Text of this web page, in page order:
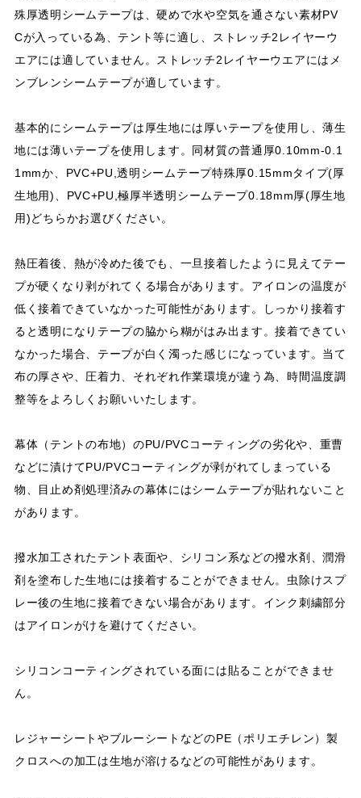
殊厚透明シームテープは、硬めで水や空気を通さない素材PV
Cが入っている為、テント等に適し、ストレッチ2レイヤーウ
エアには適していません。ストレッチ2レイヤーウエアにはメ
ンブレンシームテープが適しています。
基本的にシームテープは厚生地には厚いテープを使用し、薄生
地には薄いテープを使用します。同材質の普通厚0.10mm-0.1
1mmか、PVC+PU,透明シームテープ特殊厚0.15mmタイプ(厚
生地用)、PVC+PU,極厚半透明シームテープ0.18mm厚(厚生地
用)どちらかお選びください。
熱圧着後、熱が冷めた後でも、一旦接着したように見えてテー
プが硬くなり剥がれてくる場合があります。アイロンの温度が
低く接着できていなかった可能性があります。しっかり接着す
ると透明になりテープの脇から糊がはみ出ます。接着できてい
なかった場合、テープが白く濁った感じになっています。当て
布の厚さや、圧着力、それぞれ作業環境が違う為、時間温度調
整等をよろしくお願いいたします。
幕体（テントの布地）のPU/PVCコーティングの劣化や、重曹
などに漬けてPU/PVCコーティングが剥がれてしまっている
物、目止め剤処理済みの幕体にはシームテープが貼れないこと
があります。
撥水加工されたテント表面や、シリコン系などの撥水剤、潤滑
剤を塗布した生地には接着することができません。虫除けスプ
レー後の生地に接着できない場合があります。インク刺繍部分
はアイロンがけを避けてください。
シリコンコーティングされている面には貼ることができませ
ん。
レジャーシートやブルーシートなどのPE（ポリエチレン）製
クロスへの加工は生地が溶けるなどの可能性があります。